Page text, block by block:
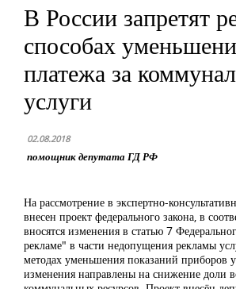
В России запретят
способах
платежа за
услуги
02.08.2018
помощник депутата ГД РФ
На рассмотрение в экспертно-
внесен проект федерального закона, в
вносятся изменения в статью 7
рекламе" в части недопущения рекламы
методах уменьшения показаний приборов
изменения направлены на снижение доли